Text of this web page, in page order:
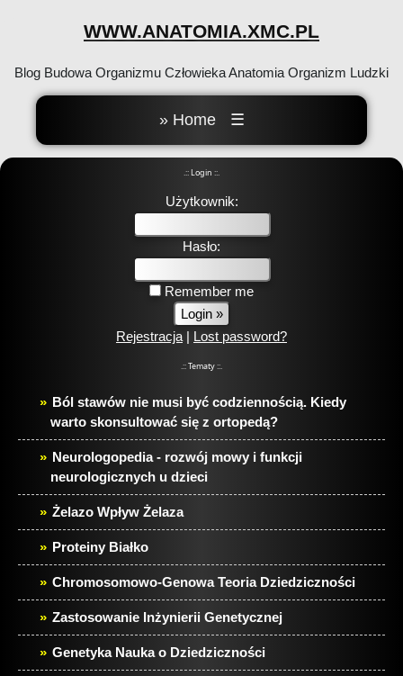
WWW.ANATOMIA.XMC.PL
Blog Budowa Organizmu Człowieka Anatomia Organizm Ludzki
» Home ☰
.:: Login ::.
Użytkownik:
Hasło:
Remember me
Rejestracja | Lost password?
.:: Tematy ::.
Ból stawów nie musi być codziennością. Kiedy
warto skonsultować się z ortopedą?
Neurologopedia - rozwój mowy i funkcji
neurologicznych u dzieci
Żelazo Wpływ Żelaza
Proteiny Białko
Chromosomowo-Genowa Teoria Dziedziczności
Zastosowanie Inżynierii Genetycznej
Genetyka Nauka o Dziedziczności